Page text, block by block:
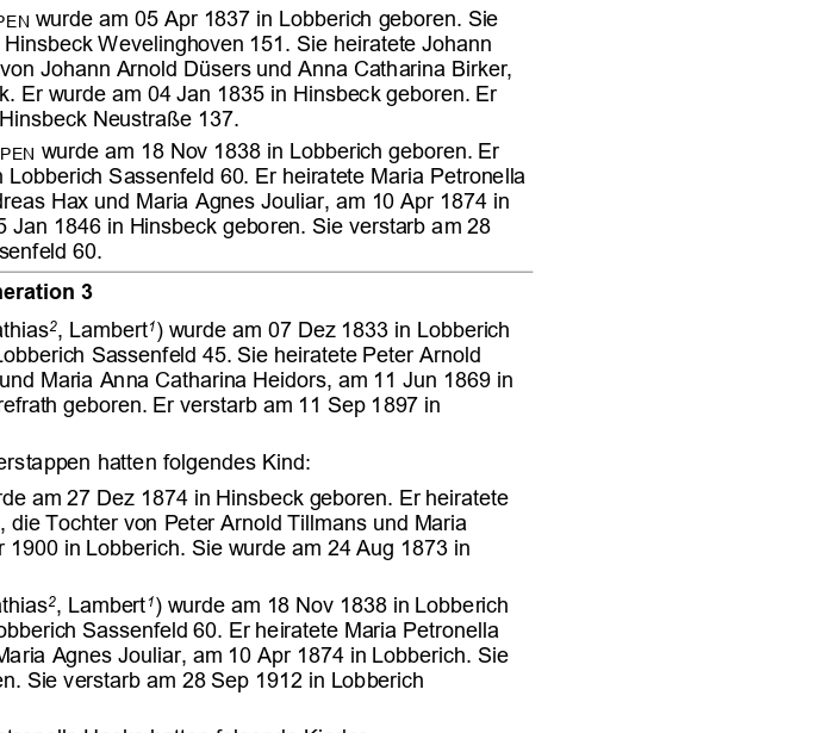
 




 





 








  


